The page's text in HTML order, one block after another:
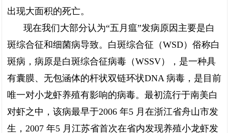
出现大面积的死亡。
现在我们大部分认为“五月瘟”发病原因主要是白
斑综合征和细菌病导致。白斑综合征（WSD）俗称白
斑病，病原是白斑综合征病毒（WSSV），是一种具
有囊膜、无包涵体的杆状双链环状DNA 病毒，是目前
唯一对小龙虾养殖有影响的病毒。最初流行于南美白
对虾之中，该病最早于2006 年5 月在浙江省舟山市发
生，2007 年5 月江苏省首次在省内发现养殖小龙虾发